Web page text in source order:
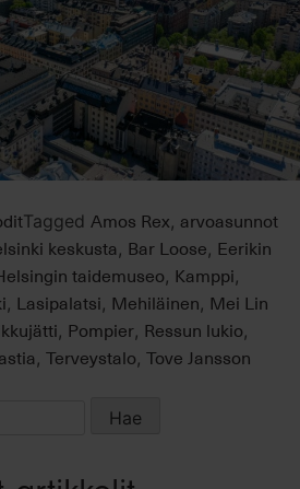
Tagged Amos Rex, arvoasunnot
keskusta, Bar Loose, Eerikin
taidemuseo, Kamppi,
, Lasipalatsi, Mehiläinen, Mei Lin
, Pompier, Ressun lukio,
, Terveystalo, Tove Jansson